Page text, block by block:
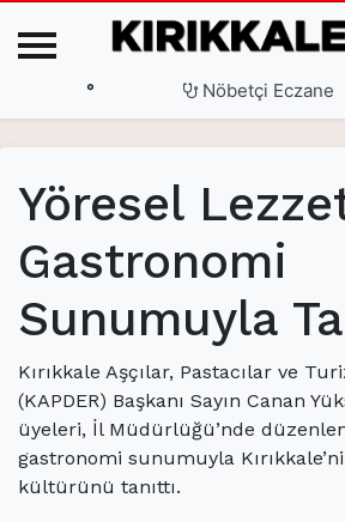
3. Sayfa(current)
Gündem (current)
Siyaset(current)
Ekonomi(current)
Spor(current)
(current)
° Nöbetçi Eczane
Yöresel
Gastronomi
Sunumuyla
Kırıkkale Aşçılar, Pastacılar ve
(KAPDER) Başkanı Sayın Canan
üyeleri, İl Müdürlüğü’nde
gastronomi sunumuyla
kültürünü tanıttı.